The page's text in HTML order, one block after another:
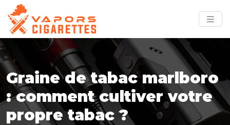
Graine de tabac marlboro
: comment cultiver votre
propre tabac ?